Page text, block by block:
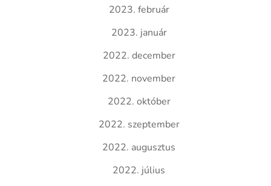
2023. február
2023. január
2022. december
2022. november
2022. október
2022. szeptember
2022. augusztus
2022. július